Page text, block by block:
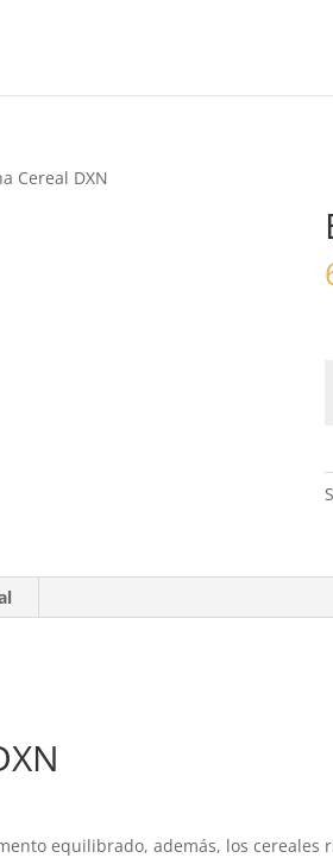
Cereal DXN
equilibrado, además, los